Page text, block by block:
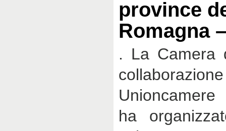
province
Romagna
. La Camera
Unioncamere
ha